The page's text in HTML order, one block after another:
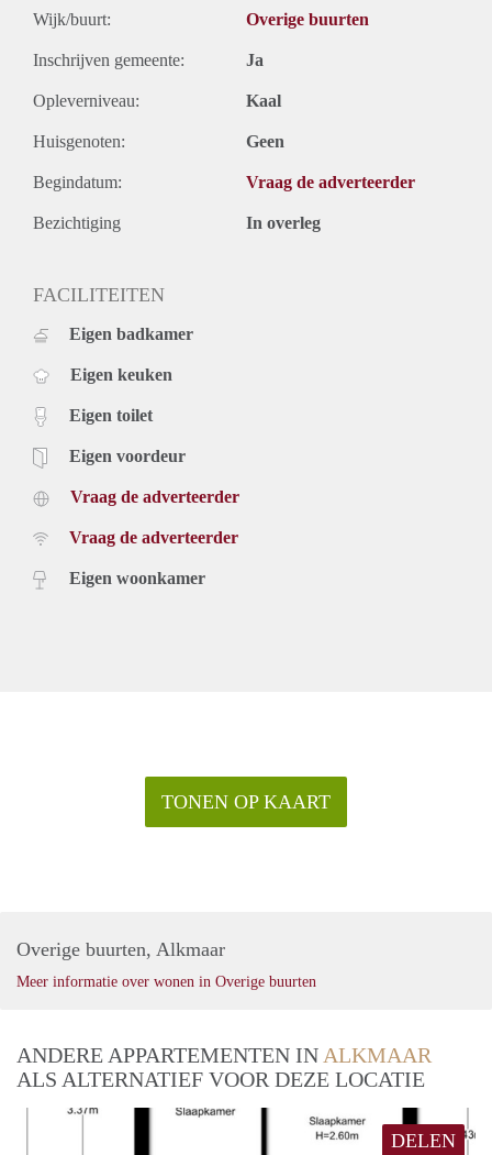
Wijk/buurt: Overige buurten
Inschrijven gemeente: Ja
Opleverniveau: Kaal
Huisgenoten: Geen
Begindatum: Vraag de adverteerder
Bezichtiging In overleg
FACILITEITEN
Eigen badkamer
Eigen keuken
Eigen toilet
Eigen voordeur
Vraag de adverteerder
Vraag de adverteerder
Eigen woonkamer
TONEN OP KAART
Overige buurten, Alkmaar
Meer informatie over wonen in Overige buurten
ANDERE APPARTEMENTEN IN ALKMAAR
ALS ALTERNATIEF VOOR DEZE LOCATIE
DELEN